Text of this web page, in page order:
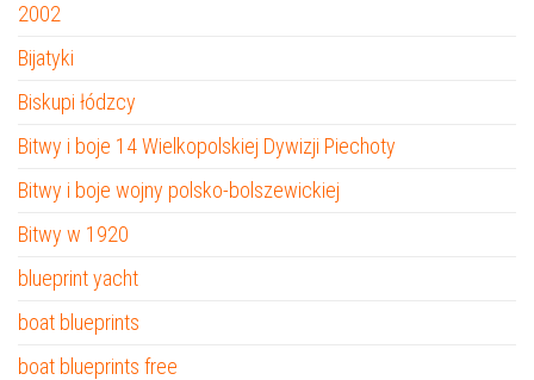
2002
Bijatyki
Biskupi łódzcy
Bitwy i boje 14 Wielkopolskiej Dywizji Piechoty
Bitwy i boje wojny polsko-bolszewickiej
Bitwy w 1920
blueprint yacht
boat blueprints
boat blueprints free